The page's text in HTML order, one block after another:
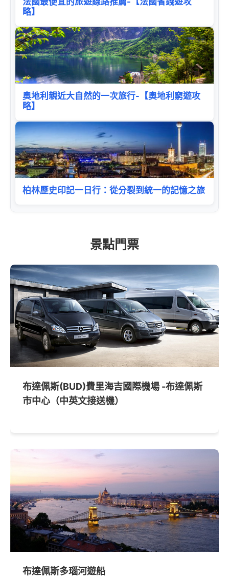
略】
奧地利親近大自然的一次旅行-【奧地利窮遊攻
略】
柏林歷史印記一日行：從分裂到統一的記憶之旅
景點門票
布達佩斯(BUD)費里海吉國際機場 -布達佩斯
市中心（中英文接送機）
布達佩斯多瑙河遊船